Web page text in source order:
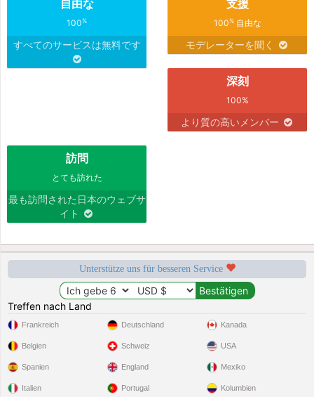
自由な
100%
すべてのサービスは無料です
支援
100%自由な
モデレーターを聞く
深刻
100%
より質の高いメンバー
訪問
とても訪れた
最も訪問された日本のウェブサ
イト
Unterstütze uns für besseren Service
Treffen nach Land
Frankreich
Belgien
Spanien
Italien
Deutschland
Schweiz
England
Portugal
Kanada
USA
Mexiko
Kolumbien